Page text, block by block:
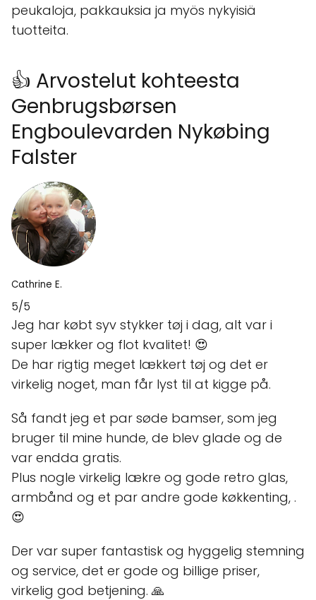
peukaloja, pakkauksia ja myös nykyisiä
tuotteita.
👍 Arvostelut kohteesta
Genbrugsbørsen
Engboulevarden Nykøbing
Falster
Cathrine E.
5/5
Jeg har købt syv stykker tøj i dag, alt var i
super lækker og flot kvalitet! 😍
De har rigtig meget lækkert tøj og det er
virkelig noget, man får lyst til at kigge på.
Så fandt jeg et par søde bamser, som jeg
bruger til mine hunde, de blev glade og de
var endda gratis.
Plus nogle virkelig lækre og gode retro glas,
armbånd og et par andre gode køkkenting, .
😍
Der var super fantastisk og hyggelig stemning
og service, det er gode og billige priser,
virkelig god betjening. 🙏